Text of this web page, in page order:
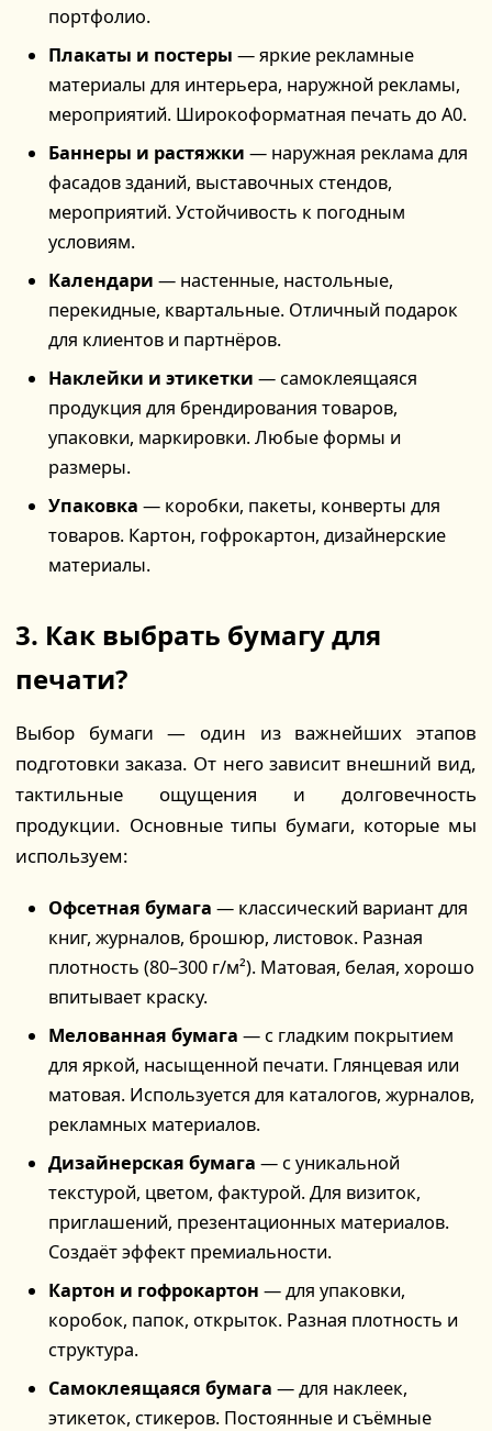
портфолио.
Плакаты и постеры — яркие рекламные
материалы для интерьера, наружной рекламы,
мероприятий. Широкоформатная печать до А0.
Баннеры и растяжки — наружная реклама для
фасадов зданий, выставочных стендов,
мероприятий. Устойчивость к погодным
условиям.
Календари — настенные, настольные,
перекидные, квартальные. Отличный подарок
для клиентов и партнёров.
Наклейки и этикетки — самоклеящаяся
продукция для брендирования товаров,
упаковки, маркировки. Любые формы и
размеры.
Упаковка — коробки, пакеты, конверты для
товаров. Картон, гофрокартон, дизайнерские
материалы.
3. Как выбрать бумагу для
печати?
Выбор бумаги — один из важнейших этапов
подготовки заказа. От него зависит внешний вид,
тактильные ощущения и долговечность
продукции. Основные типы бумаги, которые мы
используем:
Офсетная бумага — классический вариант для
книг, журналов, брошюр, листовок. Разная
плотность (80–300 г/м²). Матовая, белая, хорошо
впитывает краску.
Мелованная бумага — с гладким покрытием
для яркой, насыщенной печати. Глянцевая или
матовая. Используется для каталогов, журналов,
рекламных материалов.
Дизайнерская бумага — с уникальной
текстурой, цветом, фактурой. Для визиток,
приглашений, презентационных материалов.
Создаёт эффект премиальности.
Картон и гофрокартон — для упаковки,
коробок, папок, открыток. Разная плотность и
структура.
Самоклеящаяся бумага — для наклеек,
этикеток, стикеров. Постоянные и съёмные